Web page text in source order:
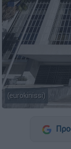
(eurokinissi)